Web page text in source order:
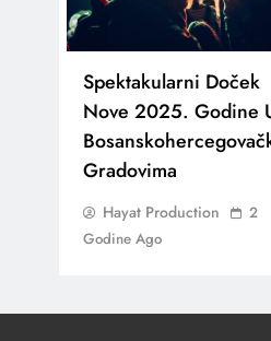
Spektakularni Doček
Nove 2025. Godine
Gradovima
Hayat Production
2
Godine Ago